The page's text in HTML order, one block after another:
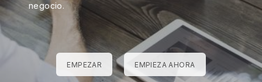
negocio.
EMPEZAR EMPIEZA AHORA